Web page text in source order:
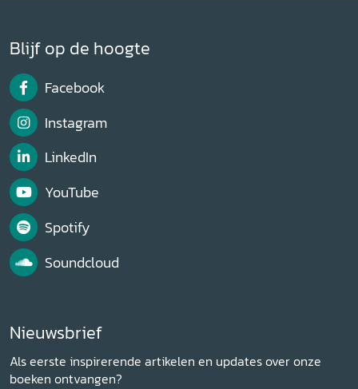
Blijf op de hoogte
Facebook
Instagram
LinkedIn
YouTube
Spotify
Soundcloud
Nieuwsbrief
Als eerste inspirerende artikelen en updates over onze
boeken ontvangen?